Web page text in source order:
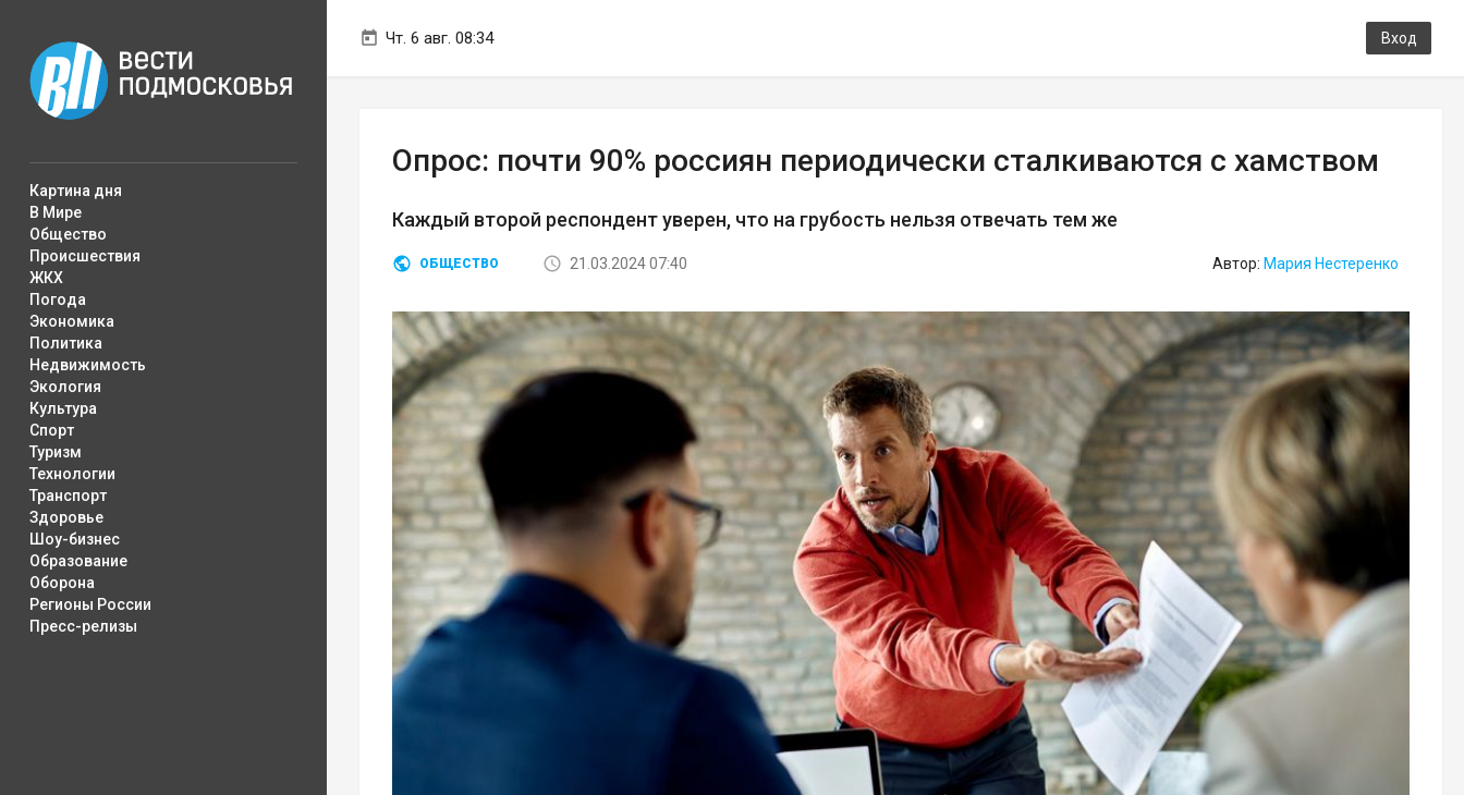
Чт. 6 авг. 08:34 Вход
Картина дня
В Мире
Общество
Происшествия
ЖКХ
Погода
Экономика
Политика
Недвижимость
Экология
Культура
Спорт
Туризм
Технологии
Транспорт
Здоровье
Шоу-бизнес
Образование
Оборона
Регионы России
Пресс-релизы
Опрос: почти 90% россиян периодически сталкиваются с хамством
Каждый второй респондент уверен, что на грубость нельзя отвечать тем же
ОБЩЕСТВО 21.03.2024 07:40 Автор: Мария Нестеренко